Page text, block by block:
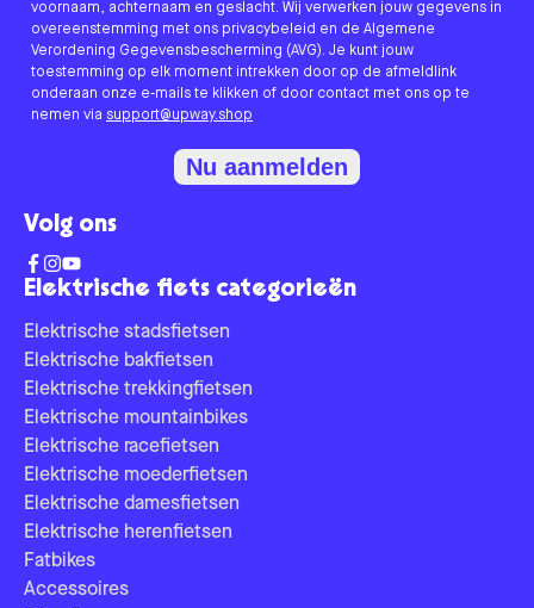
Elektrische fiets categorieën
Elektrische stadsfietsen
Elektrische bakfietsen
Elektrische trekkingfietsen
Elektrische mountainbikes
Elektrische racefietsen
Elektrische moederfietsen
Elektrische damesfietsen
Elektrische herenfietsen
Fatbikes
Accessoires
voornaam, achternaam en geslacht. Wij verwerken jouw gegevens in
overeenstemming met ons privacybeleid en de Algemene
Verordening Gegevensbescherming (AVG). Je kunt jouw
toestemming op elk moment intrekken door op de afmeldlink
onderaan onze e-mails te klikken of door contact met ons op te
nemen via support@upway.shop
Nu aanmelden
Volg ons